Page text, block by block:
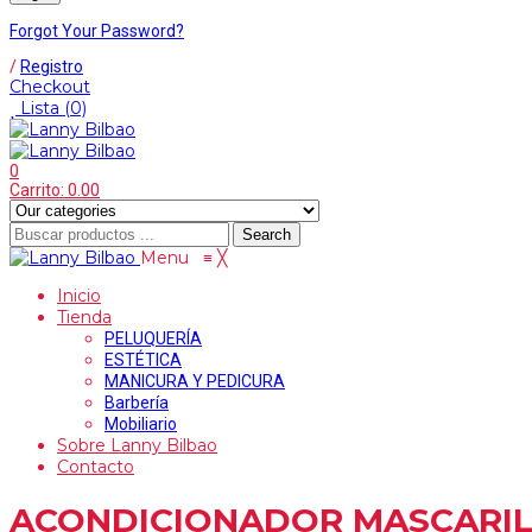
Forgot Your Password?
/ Registro
Checkout
Lista (0)
0
Carrito: 0.00
Search
Menu ≡ ╳
Inicio
Tienda
PELUQUERÍA
ESTÉTICA
MANICURA Y PEDICURA
Barbería
Mobiliario
Sobre Lanny Bilbao
Contacto
ACONDICIONADOR